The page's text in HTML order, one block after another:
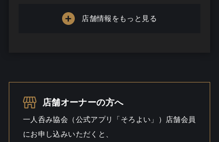
シーン
店舗情報をもっと見る
店舗オーナーの方へ
一人呑み協会（公式アプリ「そろよい」）店舗会員
にお申し込みいただくと、